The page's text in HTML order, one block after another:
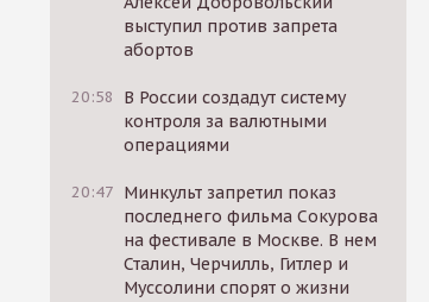
выступил против запрета
абортов
20:58
В России создадут систему
контроля за валютными
операциями
20:47 Минкульт запретил показ
последнего фильма Сокурова
на фестивале в Москве. В нем
Сталин, Черчилль, Гитлер и
Муссолини спорят о жизни